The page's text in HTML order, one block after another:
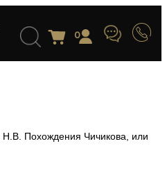
0
Н.В. Похождения Чичикова, или